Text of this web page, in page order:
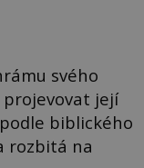
svého
projevovat její
biblického
rozbitá na